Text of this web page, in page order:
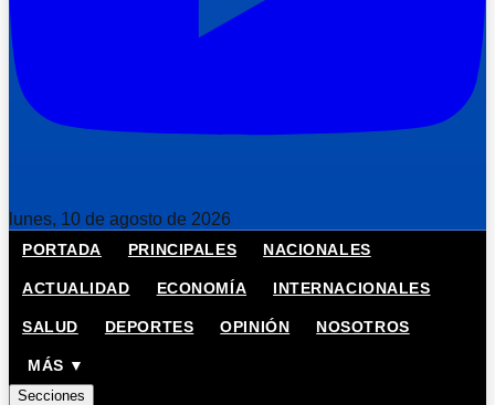
lunes, 10 de agosto de 2026
PORTADA PRINCIPALES NACIONALES
ACTUALIDAD ECONOMÍA INTERNACIONALES
SALUD DEPORTES OPINIÓN NOSOTROS
MÁS ▼
Secciones